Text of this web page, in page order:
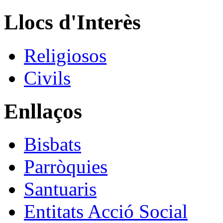
Llocs d'Interès
Religiosos
Civils
Enllaços
Bisbats
Parròquies
Santuaris
Entitats Acció Social